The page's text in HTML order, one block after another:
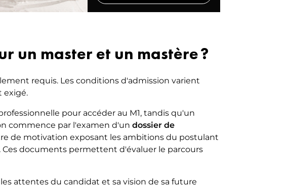
un master et un mastère ?
requis. Les conditions d'admission varient
exigé.
pour accéder au M1, tandis qu'un
commence par l'examen d'un dossier de
de motivation exposant les ambitions du postulant
documents permettent d'évaluer le parcours
attentes du candidat et sa vision de sa future